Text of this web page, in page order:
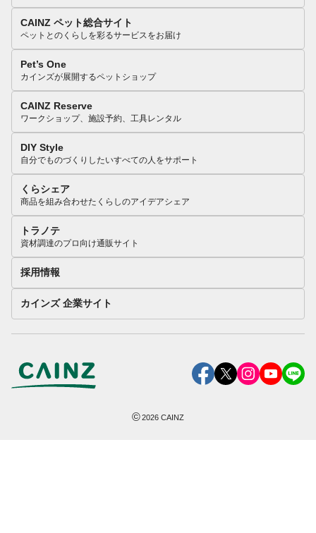
CAINZ ペット総合サイト
ペットとのくらしを彩るサービスをお届け
Pet’s One
カインズが展開するペットショップ
CAINZ Reserve
ワークショップ、施設予約、工具レンタル
DIY Style
自分でものづくりしたいすべての人をサポート
くらシェア
商品を組み合わせたくらしのアイデアシェア
トラノテ
資材調達のプロ向け通販サイト
採用情報
カインズ 企業サイト
©2026 CAINZ